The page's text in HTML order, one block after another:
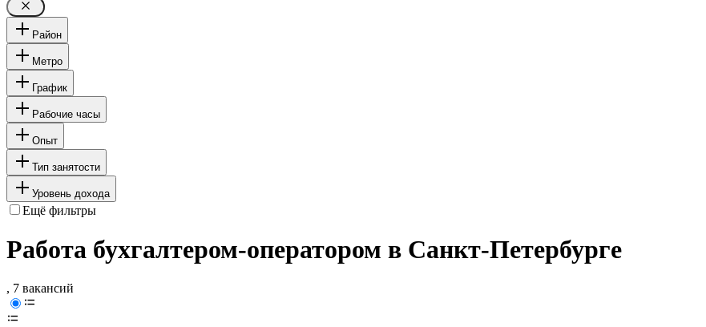
Район
Метро
График
Рабочие часы
Опыт
Тип занятости
Уровень дохода
Ещё фильтры
Работа бухгалтером-оператором в Санкт-Петербурге
, 7 вакансий